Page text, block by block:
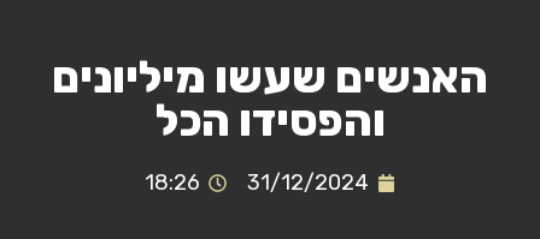
האנשים שעשו מיליונים
והפסידו הכל
31/12/2024
18:26